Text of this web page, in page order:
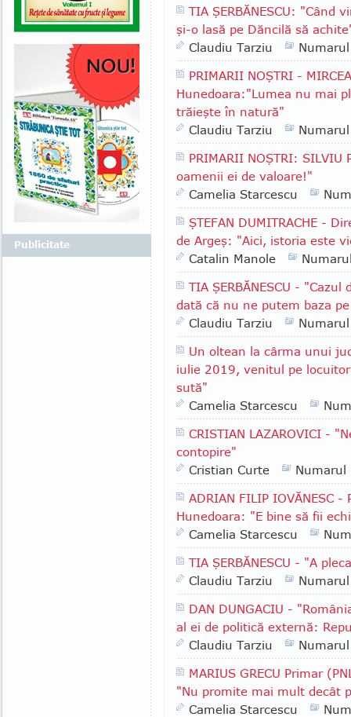
TIA ŞERBĂNESCU: "Când
şi-o lasă pe Dăncilă să
Claudiu Tarziu
PRIMARII NOŞTRI -
Hunedoara:"Lumea nu mai
trăieşte în natură"
Claudiu Tarziu
PRIMARII NOŞTRI: SILVIU
oamenii ei de valoare!"
Camelia Starcescu
ŞTEFAN DUMITRACHE -
de Argeş: "Aici, istoria este
Catalin Manole
TIA ŞERBĂNESCU -
dată că nu ne putem baza
Claudiu Tarziu
Un oltean la cârma unui
iulie 2019, venitul pe
sută"
Camelia Starcescu
CRISTIAN LAZAROVICI -
contopire"
Cristian Curte
Numarul
ADRIAN FILIP IOVĂNESC
Hunedoara: "E bine să fii
Camelia Starcescu
TIA ŞERBĂNESCU - "A
Claudiu Tarziu
DAN DUNGACIU -
al ei de politică externă:
Claudiu Tarziu
MARIUS GRECU Primar
"Nu promite mai mult decât
Camelia Starcescu
Publicitate